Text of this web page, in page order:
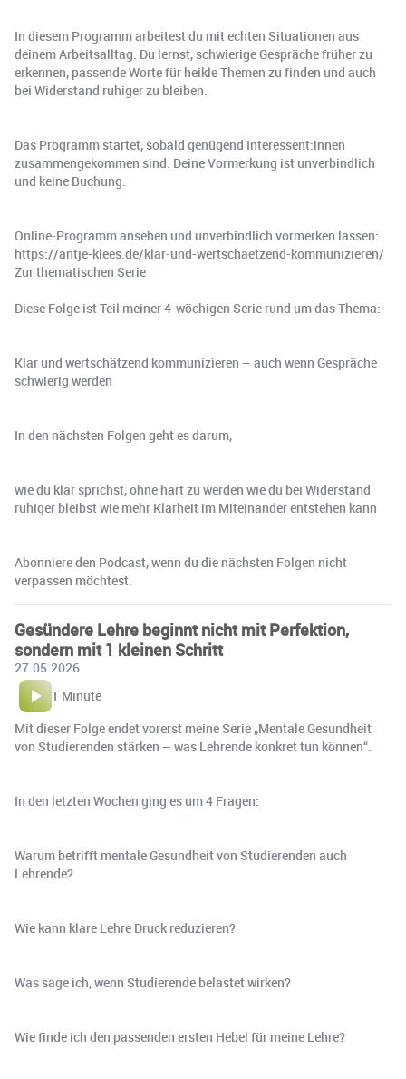
In diesem Programm arbeitest du mit echten Situationen aus
deinem Arbeitsalltag. Du lernst, schwierige Gespräche früher zu
erkennen, passende Worte für heikle Themen zu finden und auch
bei Widerstand ruhiger zu bleiben.
Das Programm startet, sobald genügend Interessent:innen
zusammengekommen sind. Deine Vormerkung ist unverbindlich
und keine Buchung.
Online-Programm ansehen und unverbindlich vormerken lassen:
https://antje-klees.de/klar-und-wertschaetzend-kommunizieren/
Zur thematischen Serie
Diese Folge ist Teil meiner 4-wöchigen Serie rund um das Thema:
Klar und wertschätzend kommunizieren – auch wenn Gespräche
schwierig werden
In den nächsten Folgen geht es darum,
wie du klar sprichst, ohne hart zu werden wie du bei Widerstand
ruhiger bleibst wie mehr Klarheit im Miteinander entstehen kann
Abonniere den Podcast, wenn du die nächsten Folgen nicht
verpassen möchtest.
Gesündere Lehre beginnt nicht mit Perfektion,
sondern mit 1 kleinen Schritt
27.05.2026
1 Minute
Mit dieser Folge endet vorerst meine Serie „Mentale Gesundheit
von Studierenden stärken – was Lehrende konkret tun können“.
In den letzten Wochen ging es um 4 Fragen:
Warum betrifft mentale Gesundheit von Studierenden auch
Lehrende?
Wie kann klare Lehre Druck reduzieren?
Was sage ich, wenn Studierende belastet wirken?
Wie finde ich den passenden ersten Hebel für meine Lehre?